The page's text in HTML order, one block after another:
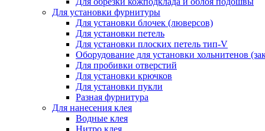
Для установки фурнитуры
Для установки блочек (люверсов)
Для установки петель
Для установки плоских петель тип-V
Оборудование для установки хольнитенов
Для пробивки отверстий
Для установки крючков
Для установки пукли
Разная фурнитура
Для нанесения клея
Водные клея
Нитро клея